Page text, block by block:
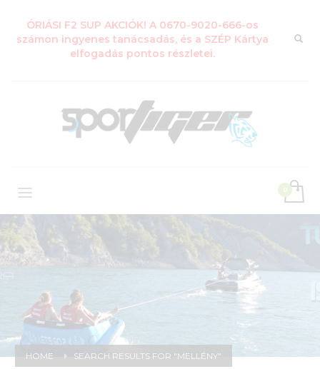
ÓRIÁSI F2 SUP AKCIÓK! A 0670-9020-666-os
számon ingyenes tanácsadás, és a SZÉP Kártya
elfogadás pontos részletei.
HOME SEARCH RESULTS FOR "MELLÉNY"